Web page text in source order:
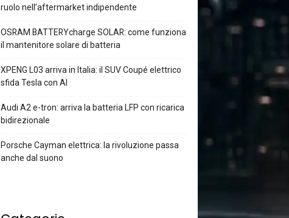
ruolo nell’aftermarket indipendente
OSRAM BATTERYcharge SOLAR: come funziona
il mantenitore solare di batteria
XPENG L03 arriva in Italia: il SUV Coupé elettrico
sfida Tesla con AI
Audi A2 e-tron: arriva la batteria LFP con ricarica
bidirezionale
Porsche Cayman elettrica: la rivoluzione passa
anche dal suono